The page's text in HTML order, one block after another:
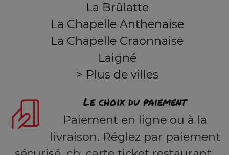
La Brûlatte
La Chapelle Anthenaise
La Chapelle Craonnaise
Laigné
> Plus de villes
Le choix du paiement
Paiement en ligne ou à la
livraison. Réglez par paiement